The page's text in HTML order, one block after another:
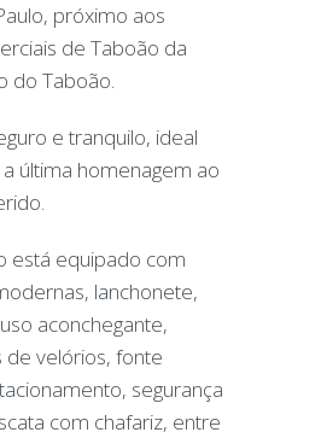
próximo aos
de Taboão da
do Taboão.
e tranquilo, ideal
última homenagem ao
está equipado com
lanchonete,
aconchegante,
de velórios, fonte
segurança
com chafariz, entre